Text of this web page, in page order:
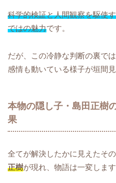
科学的検証と人間観察を駆使
ではの魅力です。
だが、この冷静な判断の裏で
感情も動いている様子が垣間見
本物の隠し子・島田正樹
果
全てが解決したかに見えたその
正樹が現れ、物語は一変します